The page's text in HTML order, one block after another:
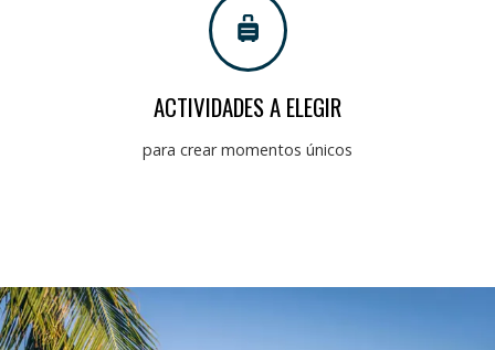
ACTIVIDADES A ELEGIR
para crear momentos únicos